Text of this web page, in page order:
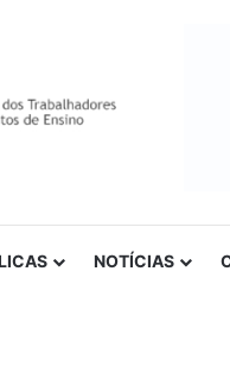
NOTÍCIAS